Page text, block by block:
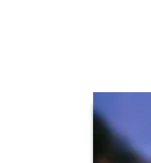
Warme
Erleben
Ihre